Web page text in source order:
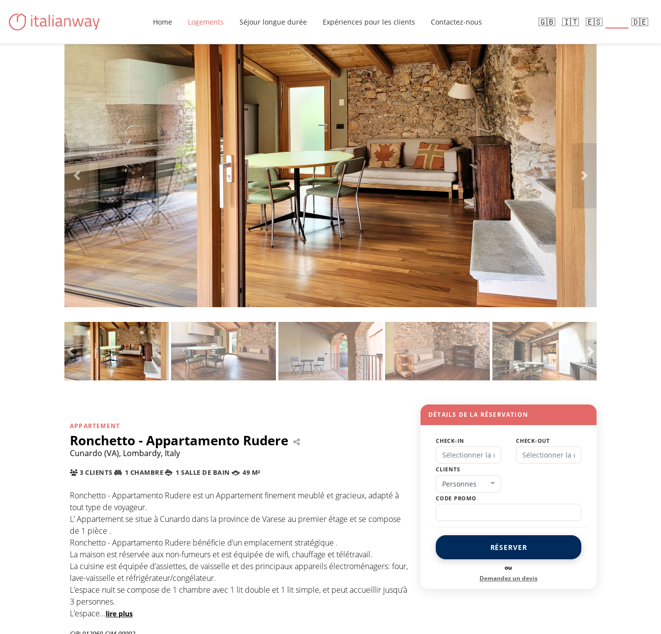
Home Logements Séjour longue durée Expériences pour les clients Contactez-nous 🇬🇧 🇮🇹 🇪🇸 🇩🇪
APPARTEMENT
Ronchetto - Appartamento Rudere
Cunardo (VA), Lombardy, Italy
3 CLIENTS 1 CHAMBRE 1 SALLE DE BAIN 49 M²
Ronchetto - Appartamento Rudere est un Appartement finement meublé et gracieux, adapté à
tout type de voyageur.
L’ Appartement se situe à Cunardo dans la province de Varese au premier étage et se compose
de 1 pièce .
Ronchetto - Appartamento Rudere bénéficie d’un emplacement stratégique .
La maison est réservée aux non-fumeurs et est équipée de wifi, chauffage et télétravail.
La cuisine est équipée d’assiettes, de vaisselle et des principaux appareils électroménagers: four,
lave-vaisselle et réfrigérateur/congélateur.
L’espace nuit se compose de 1 chambre avec 1 lit double et 1 lit simple, et peut accueillir jusqu’à
3 personnes.
L’espace...lire plus
DÉTAILS DE LA RÉSERVATION
CHECK-IN CHECK-OUT
CLIENTS
Personnes
CODE PROMO
RÉSERVER
ou
Demandez un devis